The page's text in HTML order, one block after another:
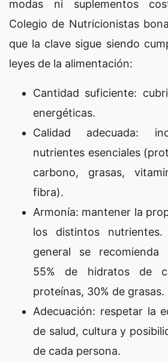
modas ni suplementos
Colegio de Nutricionistas
que la clave sigue siendo
leyes de la alimentación:
Cantidad suficiente:
energéticas.
Calidad adecuada:
nutrientes esenciales
carbono, grasas,
fibra).
Armonía: mantener la
los distintos
general se recomienda
55% de hidratos de
proteínas, 30% de grasas.
Adecuación: respetar la
de salud, cultura y
de cada persona.